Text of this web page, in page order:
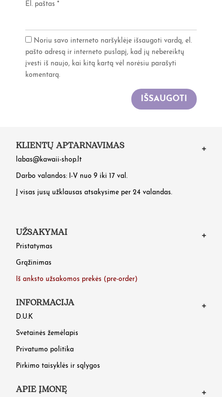
El. paštas*
Noriu savo interneto naršyklėje išsaugoti vardą, el.
pašto adresą ir interneto puslapį, kad jų nebereiktų
įvesti iš naujo, kai kitą kartą vėl norėsiu parašyti
komentarą.
IŠSAUGOTI
KLIENTŲ APTARNAVIMAS
labas@kawaii-shop.lt
Darbo valandos: I-V nuo 9 iki 17 val.
Į visas jusų užklausas atsakysime per 24 valandas.
UŽSAKYMAI
Pristatymas
Grąžinimas
Iš anksto užsakomos prekės (pre-order)
INFORMACIJA
D.U.K
Svetainės žemėlapis
Privatumo politika
Pirkimo taisyklės ir sąlygos
APIE ĮMONĘ